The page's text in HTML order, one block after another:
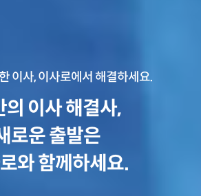
이사, 이사로에서 해결하세요.
의 이사 해결사,
로운 출발은
와 함께하세요.